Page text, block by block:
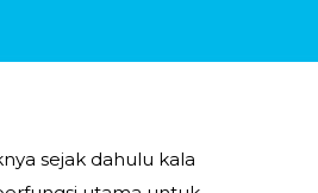
sejak dahulu kala